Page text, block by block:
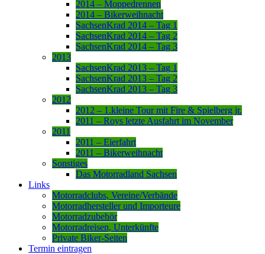
2014 – Moppedrennen
2014 – Bikerweihnacht
SachsenKrad 2014 – Tag 1
SachsenKrad 2014 – Tag 2
SachsenKrad 2014 – Tag 3
2013
SachsenKrad 2013 – Tag 1
SachsenKrad 2013 – Tag 2
SachsenKrad 2013 – Tag 3
2012
2012 – 1.kleine Tour mit Fire & Spielberg jr.
2011 – Roys letzte Ausfahrt im November
2011
2011 – Eierfahrt
2011 – Bikerweihnacht
Sonstiges
Das Motorradland Sachsen
Links
Motorradclubs, Vereine/Verbände
Motorradhersteller und Importeure
Motorradzubehör
Motorradreisen, Unterkünfte
Private Biker-Seiten
Termin eintragen